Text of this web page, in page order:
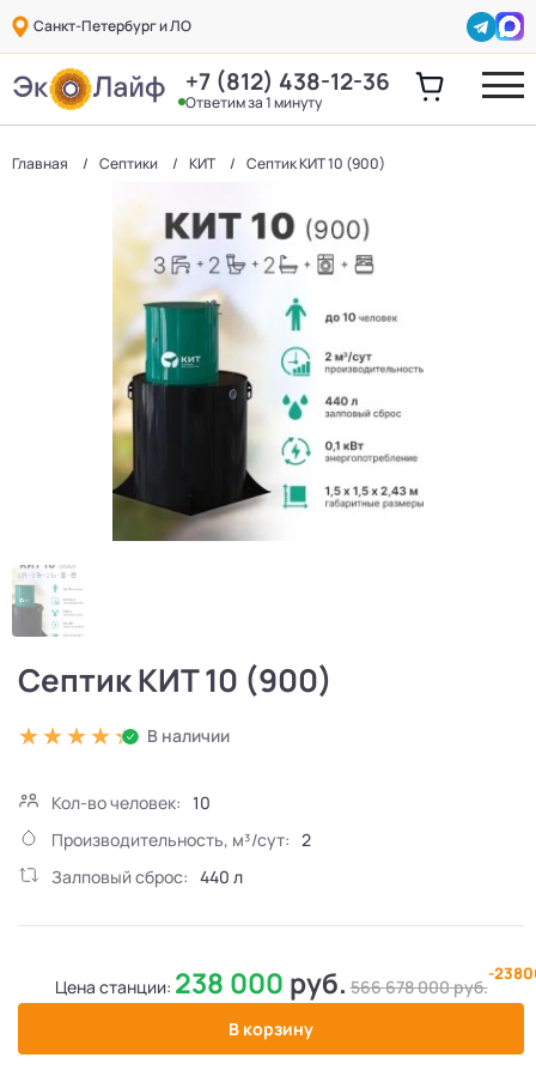
Санкт-Петербург и ЛО
+7 (812) 438-12-36
Ответим за 1 минуту
Главная Септики КИТ Септик КИТ 10 (900)
Септик КИТ 10 (900)
В наличии
Кол-во человек: 10
Производительность, м³/сут: 2
Залповый сброс: 440 л
Цена станции: 238 000 руб. 566 678 000руб.
-
В корзину